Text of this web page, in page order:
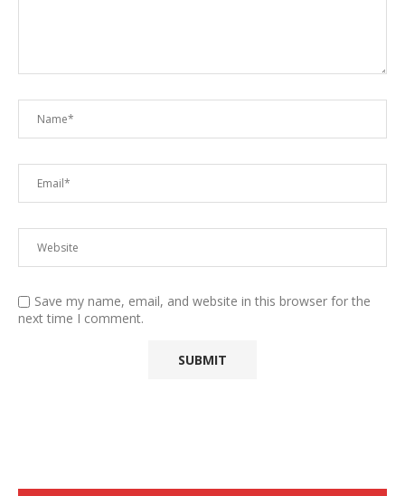
Save my name, email, and website in this browser for the
next time I comment.